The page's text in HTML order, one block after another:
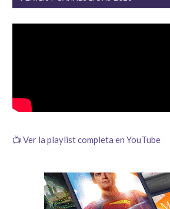
📺 Ver la playlist completa en YouTube